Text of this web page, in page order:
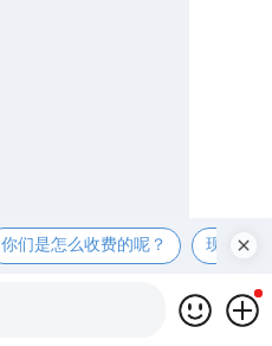
你们是怎么收费的呢？ 现在有